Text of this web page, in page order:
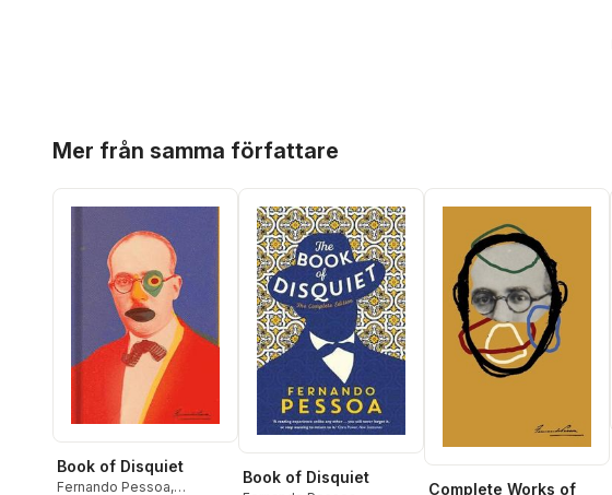
Mer från samma författare
Book of Disquiet
Fernando Pessoa,
Book of Disquiet
Complete Works of